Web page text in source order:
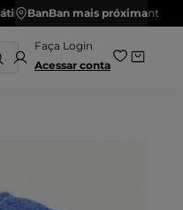
BanBan mais próxima
Acessar conta